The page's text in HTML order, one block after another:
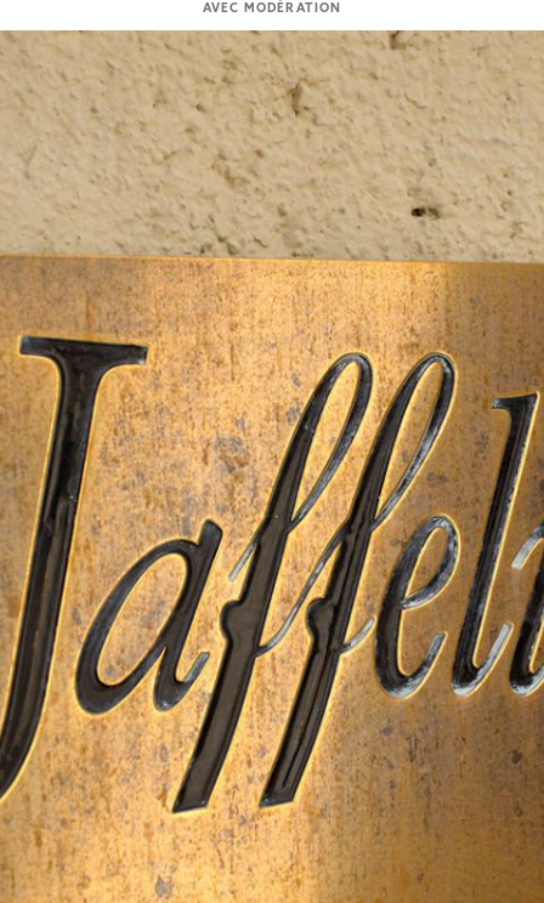
3.
Les Paradis
Les meilleurs des terroirs sublimés par le savoir-faire
Jaffelin
AVEC MODÉRATION